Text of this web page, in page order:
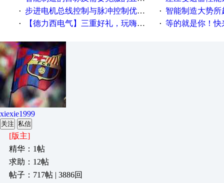
· 步进电机总线控制与脉冲控制优缺点 · 智能制造大势所趋
· 【德力西电气】三重好礼，玩嗨夏日！ · 等的就是你！快来
xiexie1999
关注 私信
[版主]
精华：1帖
求助：12帖
帖子：717帖 | 3886回